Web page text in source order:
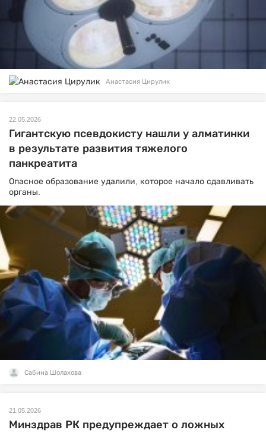
Анастасия Цирулик
22.05.2026
Гигантскую псевдокисту нашли у алматинки
в результате развития тяжелого
панкреатита
Опасное образование удалили, которое начало сдавливать
органы.
Сабина Шолахова
21.05.2026
Минздрав РК предупреждает о ложных